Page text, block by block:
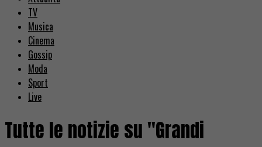
TV
Musica
Cinema
Gossip
Moda
Sport
Live
Tutte le notizie su "Grandi